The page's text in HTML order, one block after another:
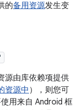
的备用资源发生变
源由库依赖项提供
资源中 ），则您可
用来自 Android 框